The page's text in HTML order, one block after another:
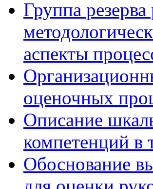
Группа
аспекты
оценочных
Описание
компетенций в
Обоснование